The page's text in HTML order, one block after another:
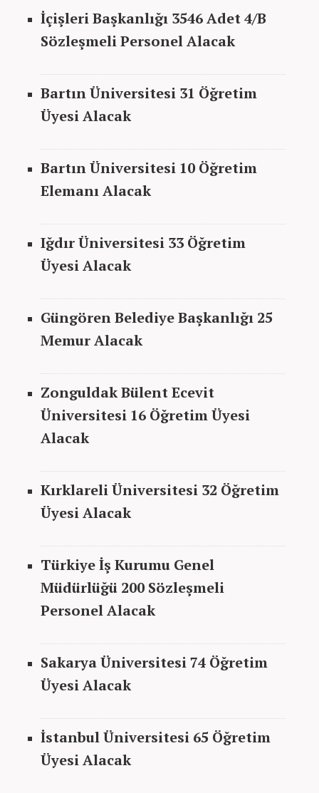
İçişleriBaşkanlığı 3546 Adet 4/B
Sözleşmeli Personel Alacak
Bartın Üniversitesi 31 Öğretim
Üyesi Alacak
Bartın Üniversitesi 10 Öğretim
Elemanı Alacak
Iğdır Üniversitesi 33 Öğretim
Üyesi Alacak
Güngören BelediyeBaşkanlığı 25
Memur Alacak
Zonguldak Bülent Ecevit
Üniversitesi 16 Öğretim Üyesi
Alacak
Kırklareli Üniversitesi 32 Öğretim
Üyesi Alacak
Türkiye İş Kurumu Genel
Müdürlüğü 200 Sözleşmeli
Personel Alacak
Sakarya Üniversitesi 74 Öğretim
Üyesi Alacak
İstanbulÜniversitesi 65 Öğretim
Üyesi Alacak